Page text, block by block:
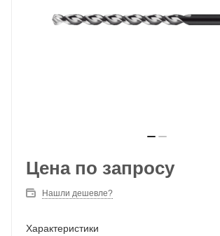
Цена по запросу
Нашли дешевле?
Характеристики